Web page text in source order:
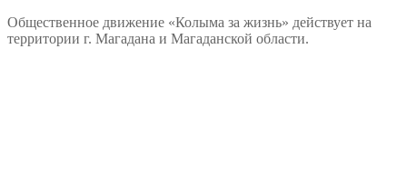
Общественное движение «Колыма за жизнь» действует на
территории г. Магадана и Магаданской области.